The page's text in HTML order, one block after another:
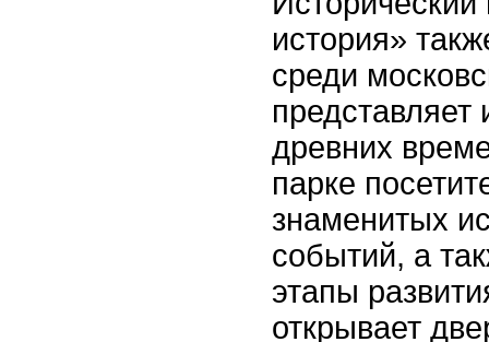
история»
среди
древних
парке
знаменитых
событий, а
этапы
открывает